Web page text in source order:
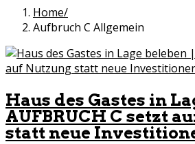
Home
Aufbruch C Allgemein
Haus des Gastes in
AUFBRUCH C setzt
statt neue